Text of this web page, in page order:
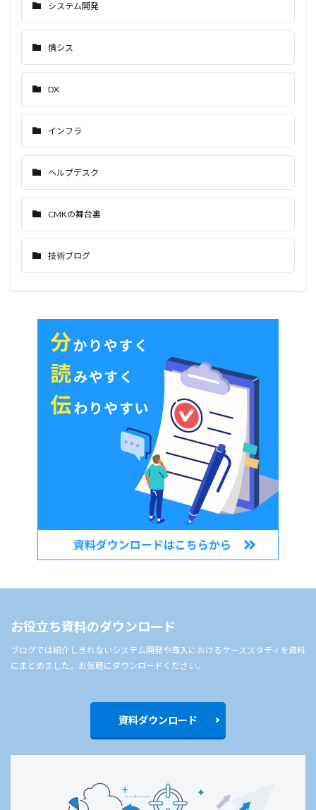
システム開発
情シス
DX
インフラ
ヘルプデスク
CMKの舞台裏
技術ブログ
お役立ち資料のダウンロード
ブログでは紹介しきれないシステム開発や導入におけるケーススタディを資料
にまとめました。お気軽にダウンロードください。
資料ダウンロード